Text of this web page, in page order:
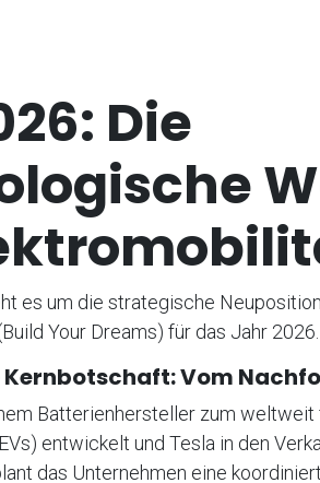
Die
es um die strategische
Your Dreams) für das Jahr 2026.
Kernbotschaft: Vom
Batterienhersteller zum
entwickelt und Tesla in den
das Unternehmen eine